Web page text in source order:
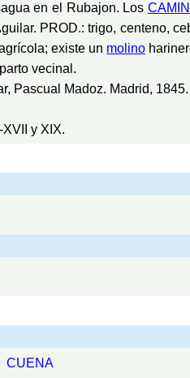
en el Rubajon. Los
PROD.: trigo, centeno,
existe un molino
vecinal.
Pascual Madoz. Madrid, 1845.
y XIX.
CUENA